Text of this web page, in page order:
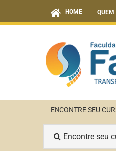
HOME QUEM
ENCONTRE SEU
Encontre seu